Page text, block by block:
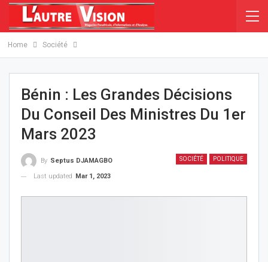
Home Société
Bénin : Les Grandes Décisions
Du Conseil Des Ministres Du 1er
Mars 2023
SOCIÉTÉ POLITIQUE
By Septus DJAMAGBO
Last updated
Mar 1, 2023